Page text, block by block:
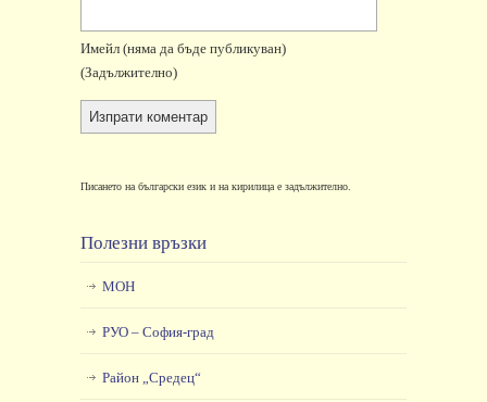
Имейл (няма да бъде публикуван)
(задължително)
Писането на български език и на кирилица е задължително.
Полезни връзки
МОН
РУО – София-град
Район „Средец“